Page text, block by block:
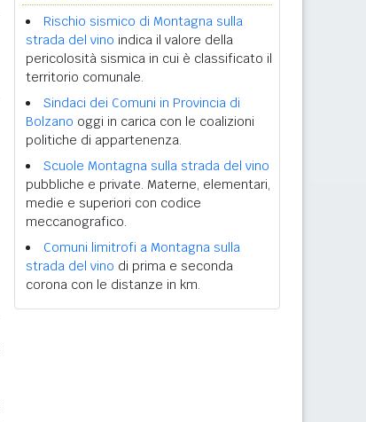
Rischio sismico di Montagna sulla
strada del vino indica il valore della
pericolosità sismica in cui è classificato il
territorio comunale.
Sindaci dei Comuni in Provincia di
Bolzano oggi in carica con le coalizioni
politiche di appartenenza.
Scuole Montagna sulla strada del vino
pubbliche e private. Materne, elementari,
medie e superiori con codice
meccanografico.
Comuni limitrofi a Montagna sulla
strada del vino di prima e seconda
corona con le distanze in km.